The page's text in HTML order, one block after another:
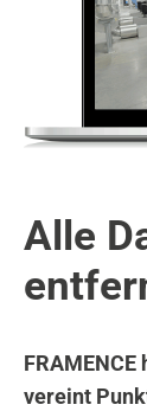
Alle
vereint